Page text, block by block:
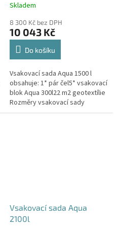
Skladem
8 300 Kč bez DPH
10 043 Kč
Do košíku
Vsakovací sada Aqua 1500 l
obsahuje: 1* pár čel5* vsakovací
blok Aqua 300l22 m2 geotextílie
Rozměry vsakovací sady
600x80x52 cm Nosnost bloků až
Vsakovací sada Aqua
2100l